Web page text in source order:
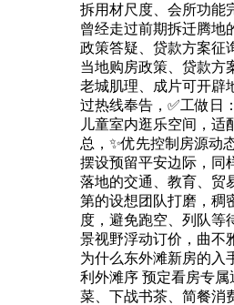
拆用材尺度、会所功能
曾经走过前期拆迁腾地
政策答疑、贷款方案征
当地购房政策、贷款方
老城肌理、成片可开辟
过热线奉告，✅工做日
儿童室内逛乐空间，
总，✨优先控制房源动
摆设预留平安边际，同
落地的交通、教育、贸
第的设想团队打磨，稠
度，避免跑空、列队等
景视野浮动订价，曲不
为什么东外滩新房的入
利外滩序 预定看房专
菜、下战书茶、简餐消